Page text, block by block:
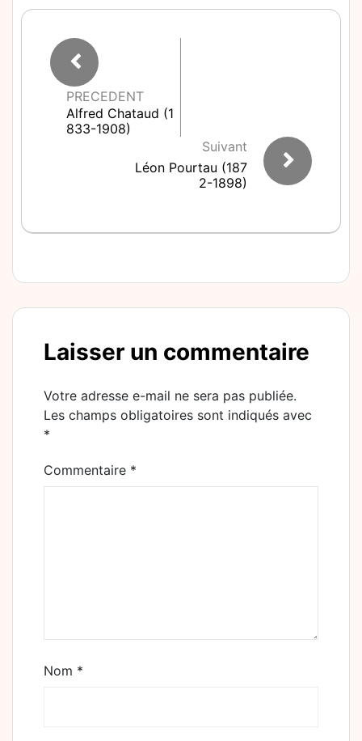
PRECEDENT
Alfred Chataud (1
833-1908)
Suivant
Léon Pourtau (187
2-1898)
Laisser un commentaire
Votre adresse e-mail ne sera pas publiée.
Les champs obligatoires sont indiqués avec
*
Commentaire *
Nom *